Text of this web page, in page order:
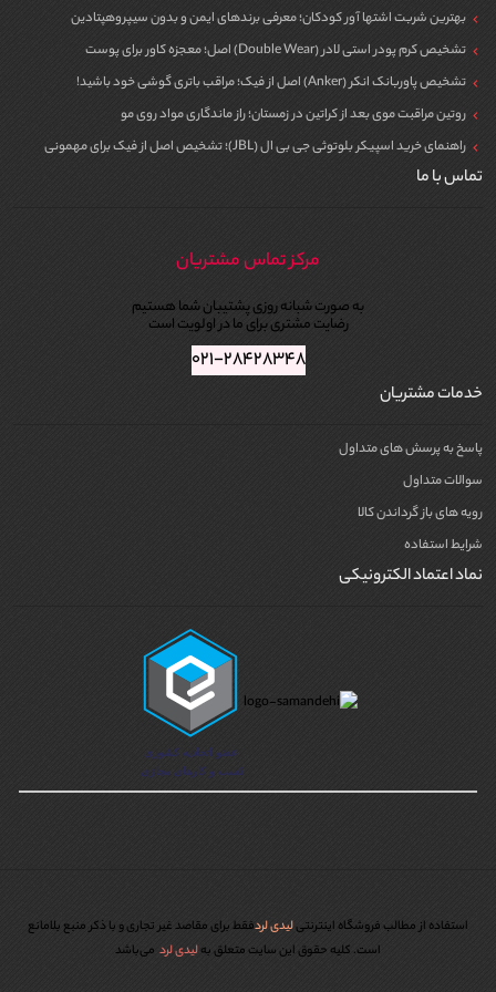
نوتروژینا (Neutrogena)
بایودرما (Bioderma)
مای (My)
لودرم (Luderm)
فاقد الکل و مواد تحریک‌کننده: برای جلوگیری از خشکی یا التهاب پوست
قدرت پاک‌کنندگی مناسب: بدون آسیب به لایه طبیعی پوست
مزایای خرید از فروشگاه اینترنتی لیدی لُرد
ارائه محصولات اورجینال با تضمین اصالت
تنوع برند و محصول برای همه نوع پوست
بهترین شربت اشتها آور کودکان؛ معرفی برندهای ایمن و بدون سیپروهپتادین
تشخیص کرم پودر استی لادر (Double Wear) اصل؛ معجزه کاور برای پوست
تشخیص پاوربانک انکر (Anker) اصل از فیک؛ مراقب باتری گوشی خود باشید!
روتین مراقبت موی بعد از کراتین در زمستان؛ راز ماندگاری مواد روی مو
راهنمای خرید اسپیکر بلوتوثی جی بی ال (JBL)؛ تشخیص اصل از فیک برای مهمونی
تماس با ما
مرکز تماس مشتریان
به صورت شبانه روزی پشتیبان شما هستیم
رضایت مشتری برای ما در اولویت است
۰۲۱-۲۸۴۲۸۳۴۸
خدمات مشتریان
پاسخ به پرسش های متداول
سوالات متداول
رویه های باز گرداندن کالا
شرایط استفاده
نماد اعتماد الکترونیکی
استفاده از مطالب فروشگاه اینترنتیلیدی لردفقط برای مقاصد غیر تجاری و با ذکر منبع بلامانع
است. کليه حقوق اين سايت متعلق بهلیدی لرد می‌باشد